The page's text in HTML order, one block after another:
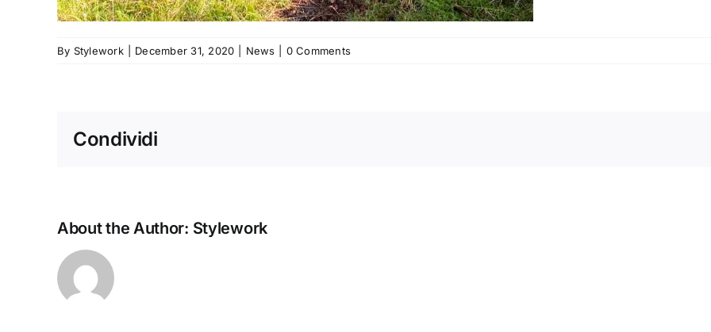
By Stylework December 31, 2020 News 0 Comments
Condividi
About the Author: Stylework